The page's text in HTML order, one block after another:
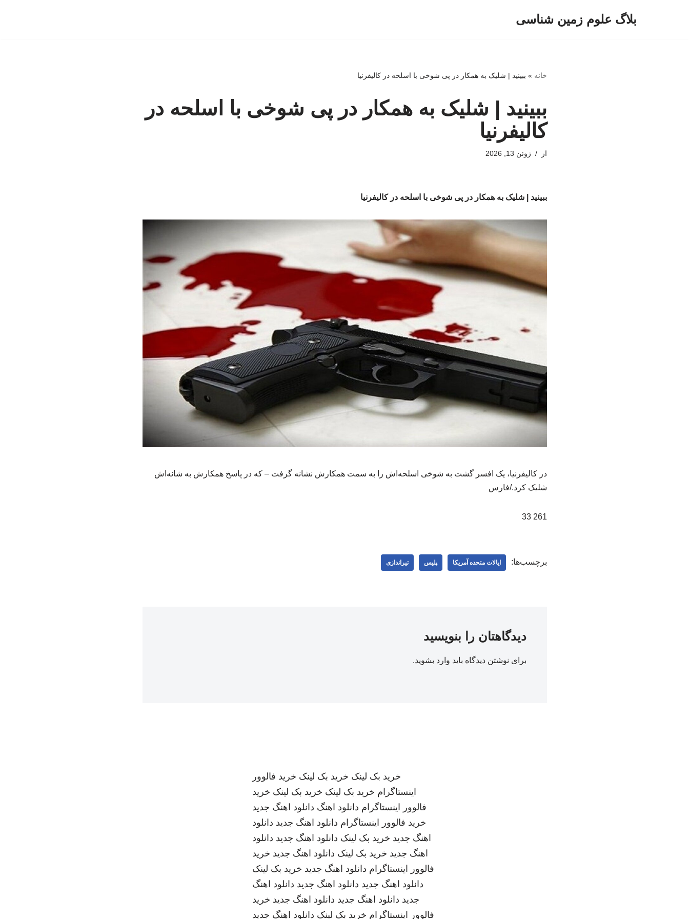
بلاگ علوم زمین شناسی
خانه » ببینید | شلیک به همکار در پی شوخی با اسلحه در کالیفرنیا
ببینید | شلیک به همکار در پی شوخی با اسلحه در
کالیفرنیا
از ژوئن 13, 2026
ببینید | شلیک به همکار در پی شوخی با اسلحه در کالیفرنیا
در کالیفرنیا، یک افسر گشت به شوخی اسلحه‌اش را به سمت همکارش نشانه گرفت – که در پاسخ همکارش به شانه‌اش
شلیک کرد./فارس
261 33
برچسب‌ها: ایالات متحده آمریکا پلیس تیراندازی
دیدگاهتان را بنویسید
برای نوشتن دیدگاه باید وارد بشوید.
خرید بک لینک خرید بک لینک خرید فالوور
اینستاگرام خرید بک لینک خرید بک لینک خرید
فالوور اینستاگرام دانلود اهنگ دانلود اهنگ جدید
خرید فالوور اینستاگرام دانلود اهنگ جدید دانلود
اهنگ جدید خرید بک لینک دانلود اهنگ جدید دانلود
اهنگ جدید خرید بک لینک دانلود اهنگ جدید خرید
فالوور اینستاگرام دانلود اهنگ جدید خرید بک لینک
دانلود اهنگ جدید دانلود اهنگ جدید دانلود اهنگ
جدید دانلود اهنگ جدید دانلود اهنگ جدید خرید
فالوور اینستاگرام خرید بک لینک دانلود اهنگ جدید